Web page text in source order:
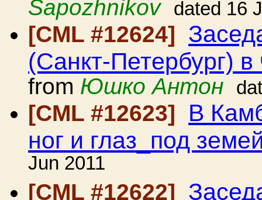
Sapozhnikov
dated 16
[CML #12624]
(Санкт-Петербург)
from Юшко Антон
[CML #12623] В
ног и глаз_под
Jun 2011
[CML #12622]